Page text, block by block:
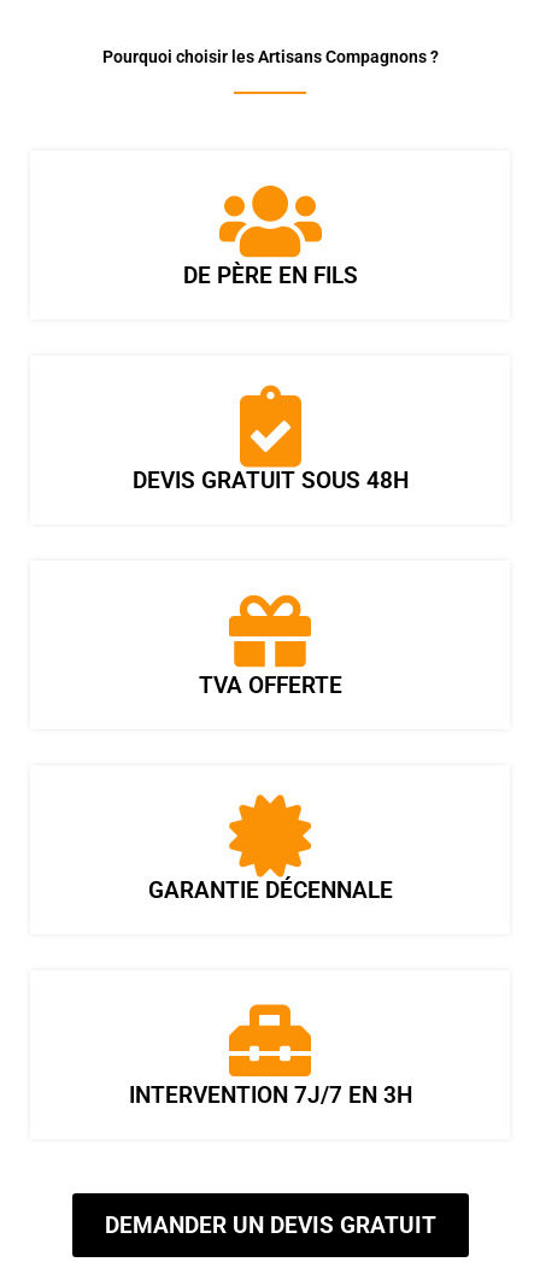
Pourquoi choisir les Artisans Compagnons ?
DE PÈRE EN FILS
DEVIS GRATUIT SOUS 48H
TVA OFFERTE
GARANTIE DÉCENNALE
INTERVENTION 7J/7 EN 3H
DEMANDER UN DEVIS GRATUIT